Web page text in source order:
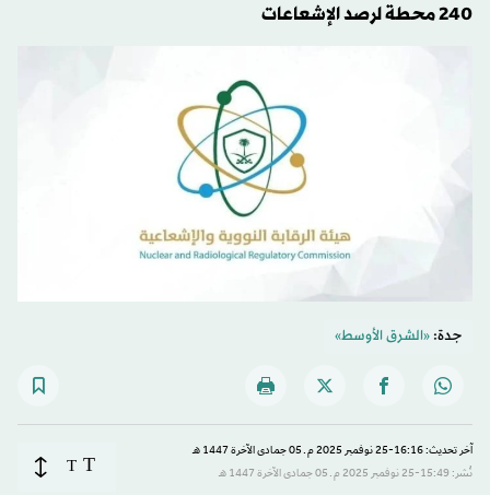
240 محطة لرصد الإشعاعات
جدة:«الشرق الأوسط»
آخر تحديث: 16:16-25 نوفمبر 2025 م ـ 05 جمادى الآخرة 1447 هـ
نُشر: 15:49-25 نوفمبر 2025 م ـ 05 جمادى الآخرة 1447 هـ
T
T